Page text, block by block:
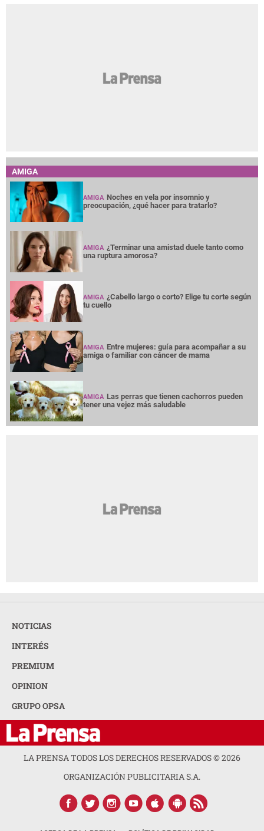
AMIGA
AMIGA Noches en vela por insomnio y
preocupación, ¿qué hacer para tratarlo?
AMIGA ¿Terminar una amistad duele tanto como
una ruptura amorosa?
AMIGA ¿Cabello largo o corto? Elige tu corte según
tu cuello
AMIGA Entre mujeres: guía para acompañar a su
amiga o familiar con cáncer de mama
AMIGA Las perras que tienen cachorros pueden
tener una vejez más saludable
NOTICIAS
INTERÉS
PREMIUM
OPINION
GRUPO OPSA
LA PRENSA TODOS LOS DERECHOS RESERVADOS ©2026
ORGANIZACIÓN PUBLICITARIA S.A.